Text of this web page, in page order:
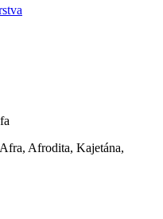
Afrodita, Kajetána,